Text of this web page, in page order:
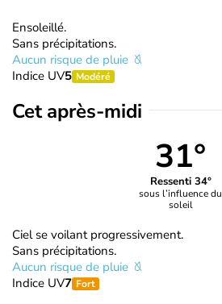
Ensoleillé.
Sans précipitations.
Aucun risque de pluie
Indice UV5 Modéré
Cet après-midi
31°
Ressenti 34°
sous l’influence du
soleil
Ciel se voilant progressivement.
Sans précipitations.
Aucun risque de pluie
Indice UV7 Fort